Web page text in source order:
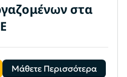
στα
Μάθετε Περισσότερα